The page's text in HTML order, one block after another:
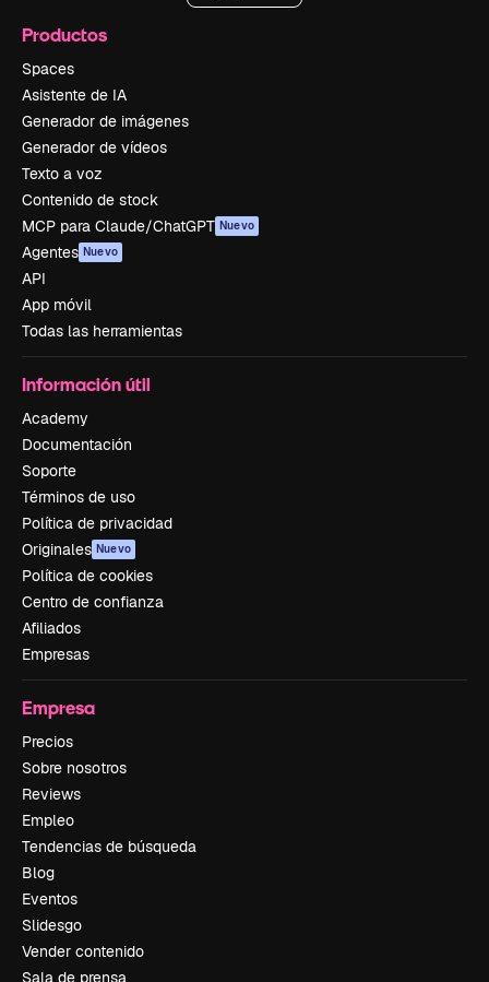
Productos
Spaces
Asistente de IA
Generador de imágenes
Generador de vídeos
Texto a voz
Contenido de stock
MCP para Claude/ChatGPT Nuevo
Agentes Nuevo
API
App móvil
Todas las herramientas
Información útil
Academy
Documentación
Soporte
Términos de uso
Política de privacidad
Originales Nuevo
Política de cookies
Centro de confianza
Afiliados
Empresas
Empresa
Precios
Sobre nosotros
Reviews
Empleo
Tendencias de búsqueda
Blog
Eventos
Slidesgo
Vender contenido
Sala de prensa